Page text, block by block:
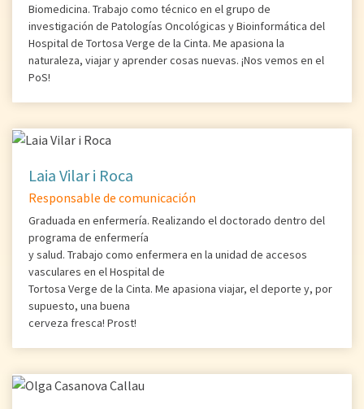
Biomedicina. Trabajo como técnico en el grupo de
investigación de Patologías Oncológicas y Bioinformática del
Hospital de Tortosa Verge de la Cinta. Me apasiona la
naturaleza, viajar y aprender cosas nuevas. ¡Nos vemos en el
PoS!
Laia Vilar i Roca
Responsable de comunicación
Graduada en enfermería. Realizando el doctorado dentro del
programa de enfermería
y salud. Trabajo como enfermera en la unidad de accesos
vasculares en el Hospital de
Tortosa Verge de la Cinta. Me apasiona viajar, el deporte y, por
supuesto, una buena
cerveza fresca! Prost!